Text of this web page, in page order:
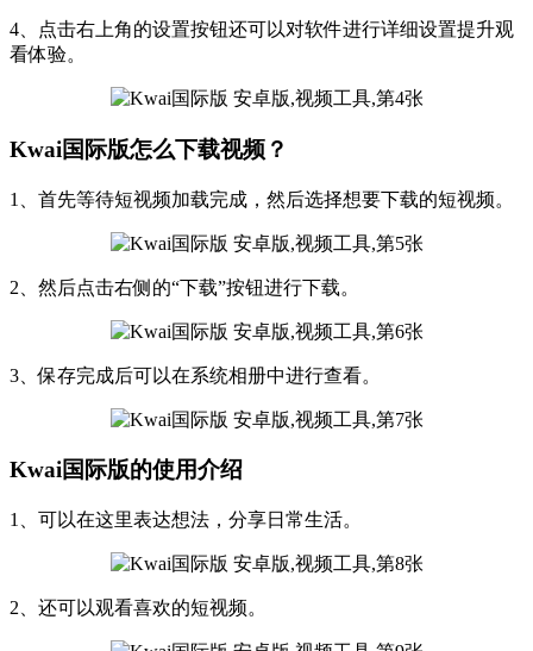
4、点击右上角的设置按钮还可以对软件进行详细设置提升观
看体验。
Kwai国际版怎么下载视频？
1、首先等待短视频加载完成，然后选择想要下载的短视频。
2、然后点击右侧的“下载”按钮进行下载。
3、保存完成后可以在系统相册中进行查看。
Kwai国际版的使用介绍
1、可以在这里表达想法，分享日常生活。
2、还可以观看喜欢的短视频。